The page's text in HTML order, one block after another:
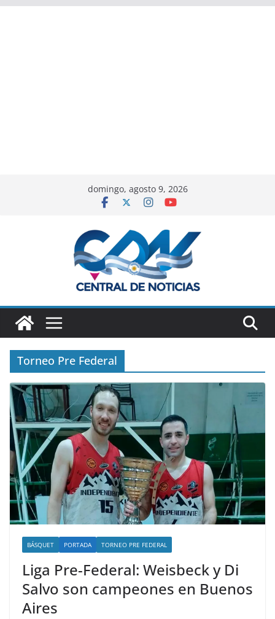
domingo, agosto 9, 2026
Torneo Pre Federal
BÁSQUET PORTADA TORNEO PRE FEDERAL
Liga Pre-Federal: Weisbeck y Di
Salvo son campeones en Buenos
Aires